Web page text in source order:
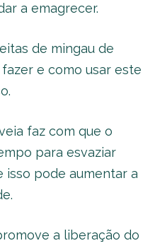
a emagrecer.
de mingau de
e como usar este
faz com que o
para esvaziar
isso pode aumentar a
a liberação do